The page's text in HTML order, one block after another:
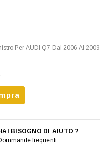
Per AUDI Q7 Dal 2006 Al 2009
BISOGNO DI AIUTO ?
frequenti